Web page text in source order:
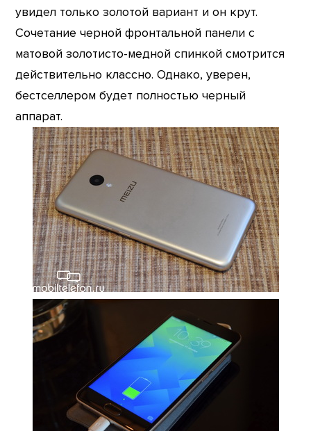
увидел только золотой вариант и он крут.
Сочетание черной фронтальной панели с
матовой золотисто-медной спинкой смотрится
действительно классно. Однако, уверен,
бестселлером будет полностью черный
аппарат.